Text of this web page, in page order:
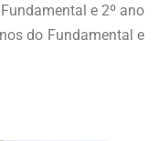
e 2º ano
do Fundamental e